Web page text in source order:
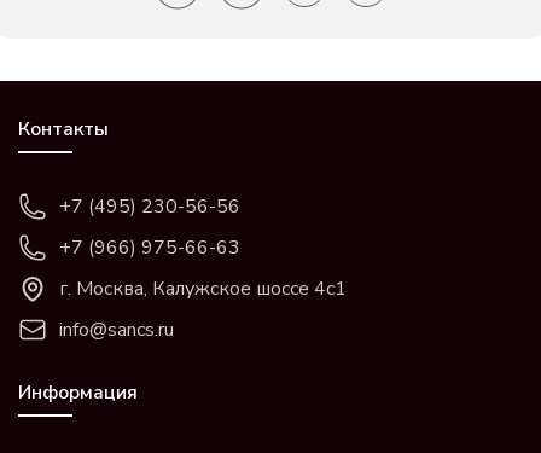
Контакты
+7 (495) 230-56-56
+7 (966) 975-66-63
г. Москва, Калужское шоссе 4с1
info@sancs.ru
Информация